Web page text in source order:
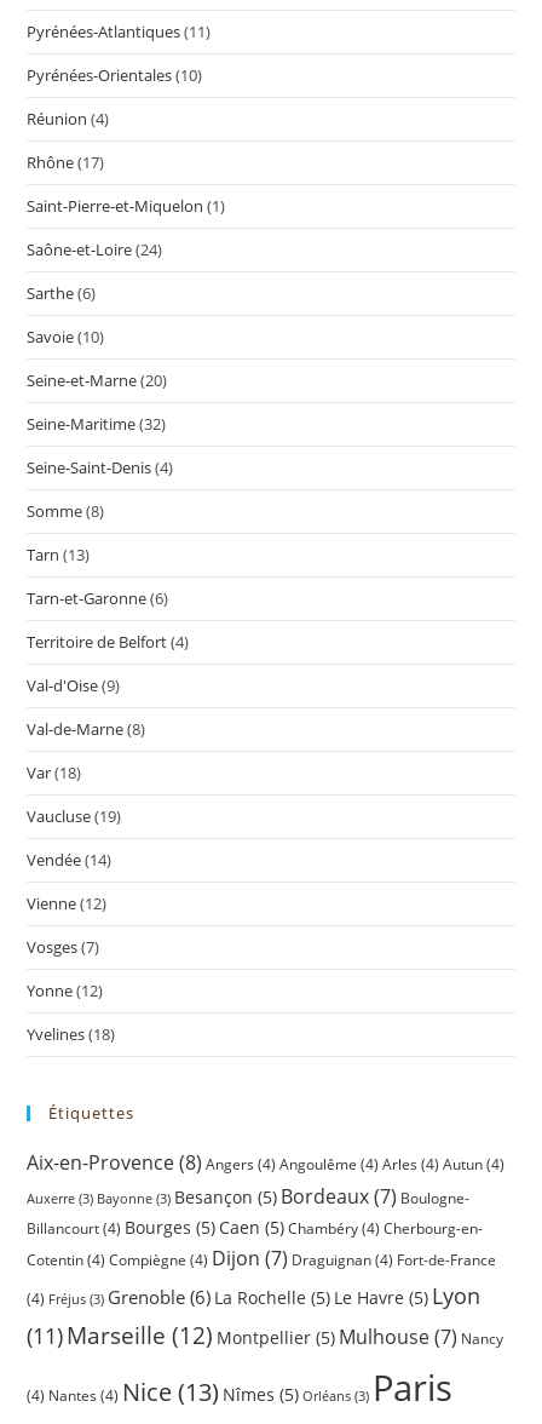
Pyrénées-Atlantiques(11)
Pyrénées-Orientales(10)
Réunion (4)
Rhône(17)
Saint-Pierre-et-Miquelon (1)
Saône-et-Loire(24)
Sarthe(6)
Savoie(10)
Seine-et-Marne(20)
Seine-Maritime(32)
Seine-Saint-Denis(4)
Somme(8)
Tarn (13)
Tarn-et-Garonne(6)
Territoire de Belfort(4)
Val-d'Oise(9)
Val-de-Marne(8)
Var(18)
Vaucluse(19)
Vendée(14)
Vienne(12)
Vosges(7)
Yonne(12)
Yvelines(18)
Étiquettes
Aix-en-Provence(8) Angers (4) Angoulême (4) Arles (4) Autun(4)
Auxerre (3) Bayonne (3) Besançon (5) Bordeaux(7) Boulogne-
Billancourt(4) Bourges (5) Caen (5) Chambéry(4) Cherbourg-en-
Cotentin(4) Compiègne (4) Dijon (7) Draguignan(4) Fort-de-France
(4) Fréjus (3) Grenoble (6) La Rochelle (5) Le Havre (5) Lyon
(11)Marseille (12) Montpellier (5) Mulhouse(7) Nancy
(4) Nantes (4) Nice(13) Nîmes (5) Orléans (3) Paris